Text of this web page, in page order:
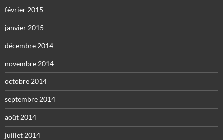
février 2015
janvier 2015
décembre 2014
novembre 2014
octobre 2014
septembre 2014
août 2014
juillet 2014